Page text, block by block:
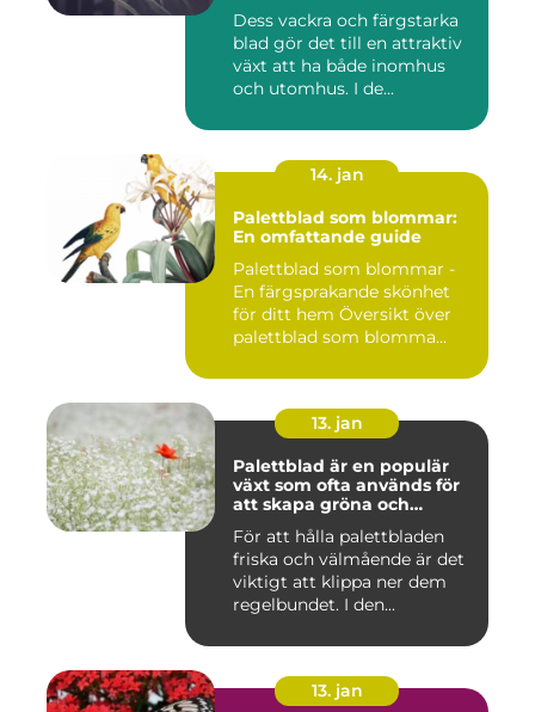
Dess vackra och färgstarka
blad gör det till en attraktiv
växt att ha både inomhus
och utomhus. I de...
14. jan
Palettblad som blommar:
En omfattande guide
Palettblad som blommar -
En färgsprakande skönhet
för ditt hem Översikt över
palettblad som blomma...
13. jan
Palettblad är en populär
växt som ofta används för
att skapa gröna och
inomhusmiljöer
För att hålla palettbladen
friska och välmående är det
viktigt att klippa ner dem
regelbundet. I den...
13. jan